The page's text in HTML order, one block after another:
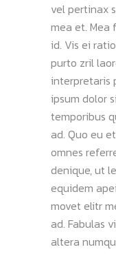
vel pertinax
mea et. Mea
id. Vis ei
purto zril
interpretaris
ipsum dolor
temporibus
ad. Quo eu
omnes
denique, ut
equidem
movet elitr
ad. Fabulas
altera